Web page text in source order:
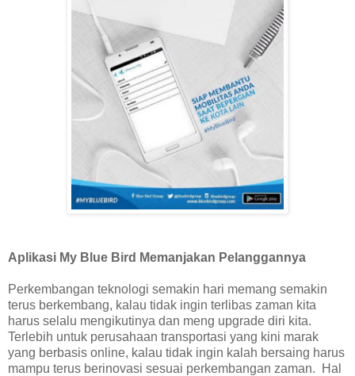
Aplikasi My Blue Bird Memanjakan Pelanggannya
Perkembangan teknologi semakin hari memang semakin
terus berkembang, kalau tidak ingin terlibas zaman kita
harus selalu mengikutinya dan meng upgrade diri kita.
Terlebih untuk perusahaan transportasi yang kini marak
yang berbasis online, kalau tidak ingin kalah bersaing harus
mampu terus berinovasi sesuai perkembangan zaman. Hal